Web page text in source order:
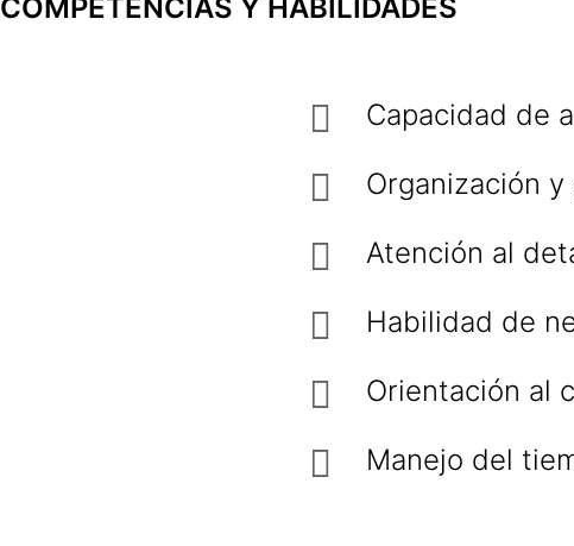
COMPETENCIAS Y HABILIDADES
Capacidad de
Organización
Atención al
Habilidad de
Orientación al
Manejo del